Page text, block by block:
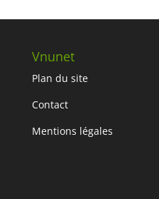
Vnunet
Plan du site
Contact
Mentions légales